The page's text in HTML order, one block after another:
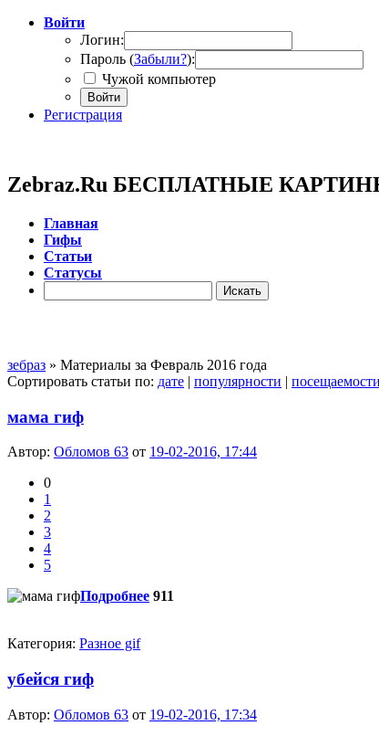
Войти
Логин:
Пароль (Забыли?):
Чужой компьютер
Войти
Регистрация
Zebraz.Ru БЕСПЛАТНЫЕ
Главная
Гифы
Cтатьи
Cтатусы
зебраз » Материалы за Февраль 2016 года
Сортировать статьи по: дате | популярности | посещаемости
мама гиф
Автор: Обломов 63 от 19-02-2016, 17:44
0
1
2
3
4
5
Подробнее 911
Категория: Разное gif
убейся гиф
Автор: Обломов 63 от 19-02-2016, 17:34